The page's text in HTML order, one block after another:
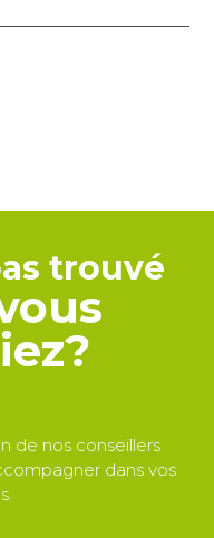
trouvé
de nos conseillers
dans vos